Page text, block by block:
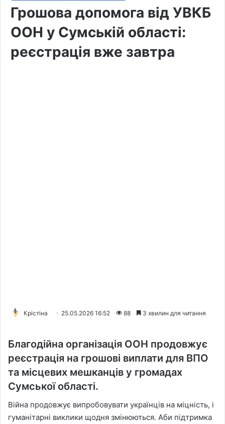
Грошова допомога від УВКБ
ООН у Сумській області:
реєстрація вже завтра
Крістіна 25.05.2026 16:52 88 3 хвилин для читання
Благодійна організація ООН продовжує
реєстрація на грошові виплати для ВПО
та місцевих мешканців у громадах
Сумської області.
Війна продовжує випробовувати українців на міцність, і
гуманітарні виклики щодня змінюються. Аби підтримка